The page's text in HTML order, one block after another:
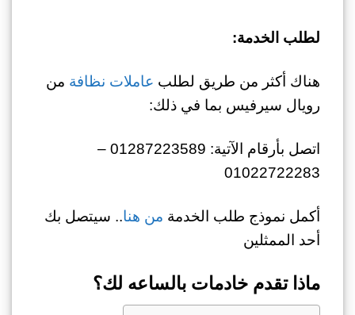
لطلب الخدمة:
هناك أكثر من طريق لطلب عاملات نظافة من
رويال سيرفيس بما في ذلك:
اتصل بأرقام الآتية: 01287223589 –
01022722283
أكمل نموذج طلب الخدمة من هنا.. سيتصل بك
أحد الممثلين
ماذا تقدم خادمات بالساعه لك؟